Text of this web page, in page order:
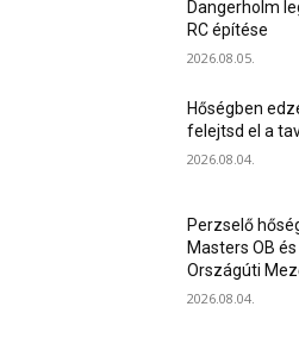
Dangerholm
RC építése
2026.08.05.
Hőségben
felejtsd el a
2026.08.04.
Perzselő
Masters OB
Országúti
2026.08.04.